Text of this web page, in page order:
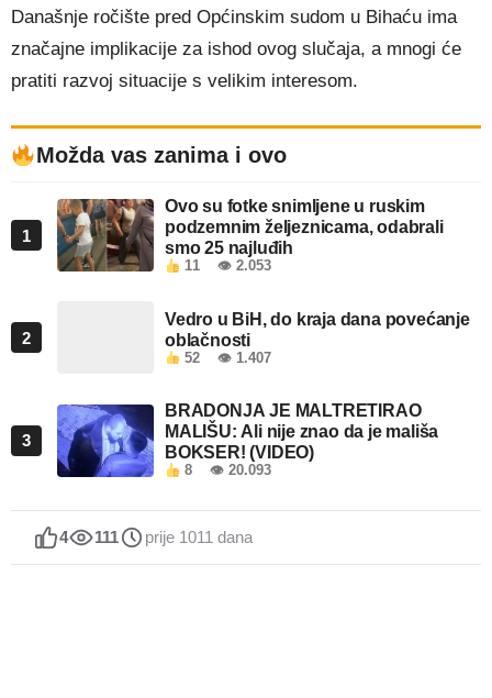
Današnje ročište pred Općinskim sudom u Bihaću ima
značajne implikacije za ishod ovog slučaja, a mnogi će
pratiti razvoj situacije s velikim interesom.
Možda vas zanima i ovo
1
Ovo su fotke snimljene u ruskim
podzemnim željeznicama, odabrali
smo 25 najluđih
11 👁 2.053
2
Vedro u BiH, do kraja dana povećanje
oblačnosti
52 👁 1.407
3
BRADONJA JE MALTRETIRAO
MALIŠU: Ali nije znao da je mališa
BOKSER! (VIDEO)
8 👁 20.093
4 111 prije 1011 dana